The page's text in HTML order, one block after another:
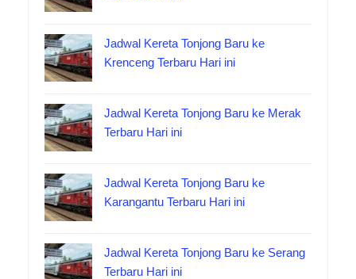
Jadwal Kereta Tonjong Baru ke
Krenceng Terbaru Hari ini
Jadwal Kereta Tonjong Baru ke Merak
Terbaru Hari ini
Jadwal Kereta Tonjong Baru ke
Karangantu Terbaru Hari ini
Jadwal Kereta Tonjong Baru ke Serang
Terbaru Hari ini